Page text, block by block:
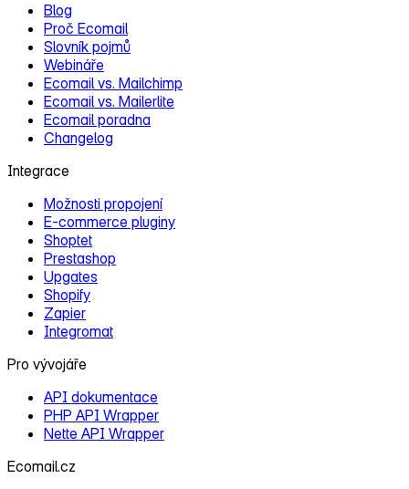
Blog
Proč Ecomail
Slovník pojmů
Webináře
Ecomail vs. Mailchimp
Ecomail vs. Mailerlite
Ecomail poradna
Changelog
Integrace
Možnosti propojení
E‑commerce pluginy
Shoptet
Prestashop
Upgates
Shopify
Zapier
Integromat
Pro vývojáře
API dokumentace
PHP API Wrapper
Nette API Wrapper
Ecomail.cz